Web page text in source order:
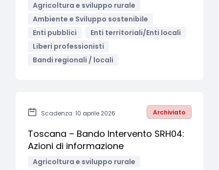
Agricoltura e sviluppo rurale
Ambiente e Sviluppo sostenibile
Enti pubblici
Enti territoriali/Enti locali
Liberi professionisti
Bandi regionali / locali
Scadenza: 10 aprile 2026 Archiviato
Toscana – Bando Intervento SRH04:
Azioni di informazione
Agricoltura e sviluppo rurale